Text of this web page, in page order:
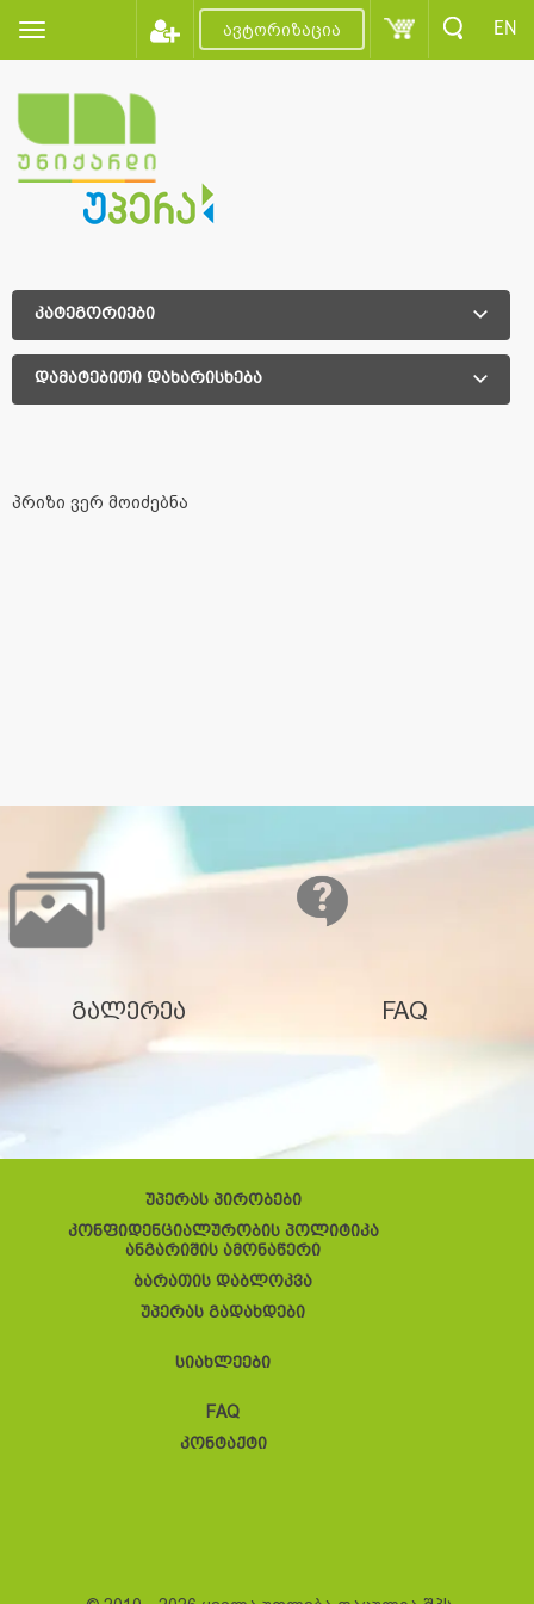
ავტორიზაცია EN
კატეგორიები
დამატებითი დახარისხება
პრიზი ვერ მოიძებნა
გალერეა FAQ
უპერას პირობები
კონფიდენციალურობის პოლიტიკა
ანგარიშის ამონაწერი
ბარათის დაბლოკვა
უპერას გადახდები
სიახლეები
FAQ
კონტაქტი